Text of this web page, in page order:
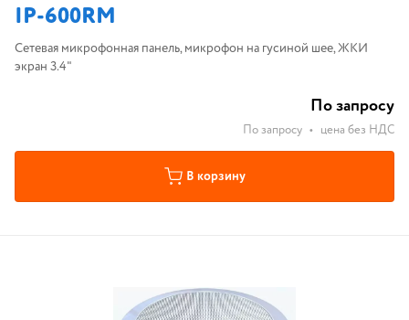
IP-600RM
Сетевая микрофонная панель, микрофон на гусиной шее, ЖКИ
экран 3.4"
По запросу
По запросу • цена без НДС
В корзину